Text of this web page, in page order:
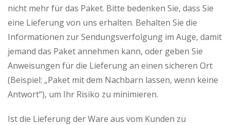
nicht mehr für das Paket. Bitte bedenken Sie, dass Sie
eine Lieferung von uns erhalten. Behalten Sie die
Informationen zur Sendungsverfolgung im Auge, damit
jemand das Paket annehmen kann, oder geben Sie
Anweisungen für die Lieferung an einen sicheren Ort
(Beispiel: „Paket mit dem Nachbarn lassen, wenn keine
Antwort“), um Ihr Risiko zu minimieren.
Ist die Lieferung der Ware aus vom Kunden zu